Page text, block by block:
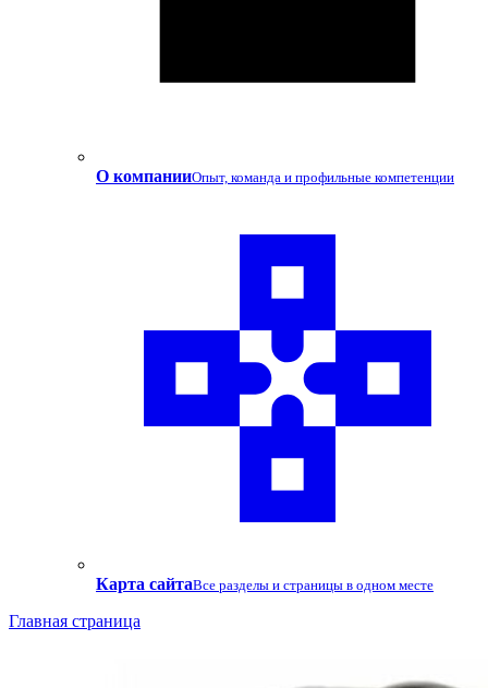
О компанииОпыт, команда и профильные компетенции
Карта сайтаВсе разделы и страницы в одном месте
Главная страница